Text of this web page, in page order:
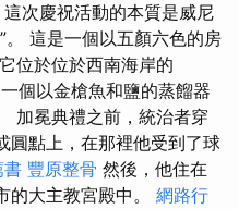
這次慶祝活動的本質是威尼
。 這是一個以五顏六色的房
位於位於西南海岸的
個以金槍魚和鹽的蒸餾器
加冕典禮之前，統治者穿
圓點上，在那裡他受到了球
書 豐原整骨 然後，他住在
的大主教宮殿中。 網路行